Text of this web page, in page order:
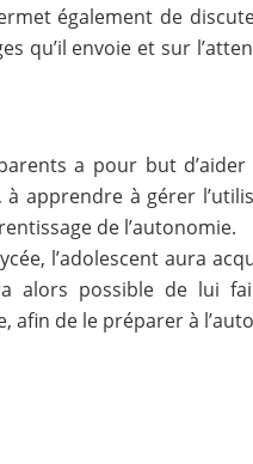
également de
qu’il envoie et sur
a pour but
à apprendre à gérer
de l’autonomie.
l’adolescent aura
alors possible de lui
afin de le préparer à